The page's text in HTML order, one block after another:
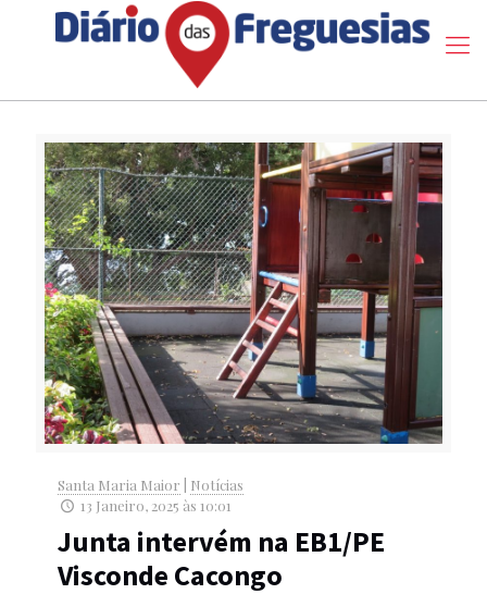
Santa Maria Maior
Notícias
13 Janeiro, 2025 às 10:01
Junta intervém na EB1/PE
Visconde Cacongo